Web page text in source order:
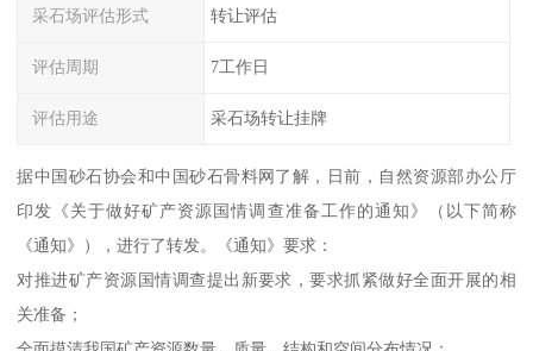
采石场评估形式 转让评估
评估周期 7工作日
评估用途 采石场转让挂牌
据中国砂石协会和中国砂石骨料网了解，日前，自然资源部办公厅
印发《关于做好矿产资源国情调查准备工作的通知》（以下简称
《通知》），进行了转发。《通知》要求：
对推进矿产资源国情调查提出新要求，要求抓紧做好全面开展的相
关准备；